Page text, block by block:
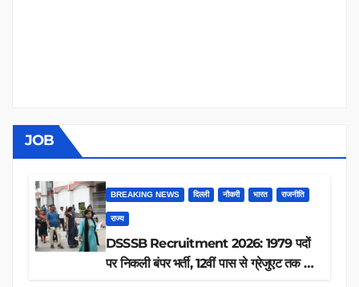
JOB
BREAKING NEWS दिल्ली नौकरी भारत राजनीति
राज्य
DSSSB Recruitment 2026: 1979 पदों
पर निकली बंपर भर्ती, 12वीं पास से ग्रेजुएट तक करें